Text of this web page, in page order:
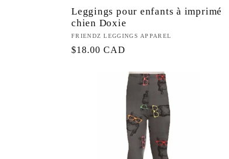
Leggings pour enfants à imprimé
chien Doxie
Fournisseur :
FRIENDZ LEGGINGS APPAREL
Prix
$18.00 CAD